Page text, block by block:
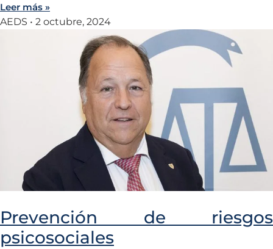
Leer más »
AEDS
2 octubre, 2024
Prevención de riesgos
psicosociales